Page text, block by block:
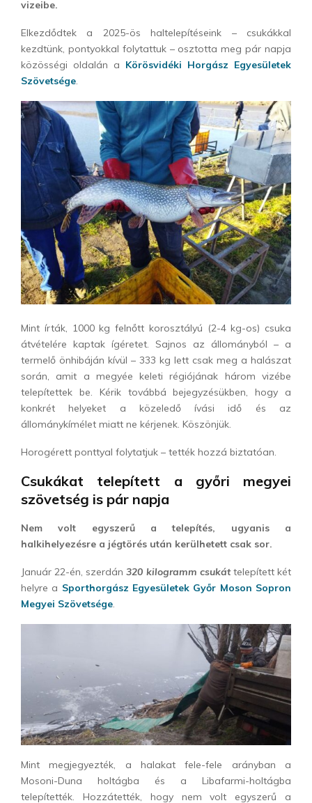
vizeibe.
Elkezdődtek a 2025-ös haltelepítéseink – csukákkal
kezdtünk, pontyokkal folytattuk – osztotta meg pár napja
közösségi oldalán a Körösvidéki Horgász Egyesületek
Szövetsége.
Mint írták, 1000 kg felnőtt korosztályú (2-4 kg-os) csuka
átvételére kaptak ígéretet. Sajnos az állományból – a
termelő önhibáján kívül – 333 kg lett csak meg a halászat
során, amit a megyée keleti régiójának három vizébe
telepítettek be. Kérik továbbá bejegyzésükben, hogy a
konkrét helyeket a közeledő ívási idő és az
állománykímélet miatt ne kérjenek. Köszönjük.
Horogérett ponttyal folytatjuk – tették hozzá biztatóan.
Csukákat telepített a győri megyei
szövetség is pár napja
Nem volt egyszerű a telepítés, ugyanis a
halkihelyezésre a jégtörés után kerülhetett csak sor.
Január 22-én, szerdán320 kilogramm csukáttelepített két
helyre a Sporthorgász Egyesületek Győr Moson Sopron
Megyei Szövetsége.
Mint megjegyezték, a halakat fele-fele arányban a
Mosoni-Duna holtágba és a Libafarmi-holtágba
telepítették. Hozzátették, hogy nem volt egyszerű a